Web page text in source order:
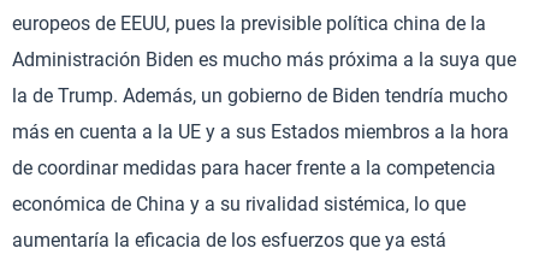
europeos de EEUU, pues la previsible política china de la
Administración Biden es mucho más próxima a la suya que
la de Trump. Además, un gobierno de Biden tendría mucho
más en cuenta a la UE y a sus Estados miembros a la hora
de coordinar medidas para hacer frente a la competencia
económica de China y a su rivalidad sistémica, lo que
aumentaría la eficacia de los esfuerzos que ya está